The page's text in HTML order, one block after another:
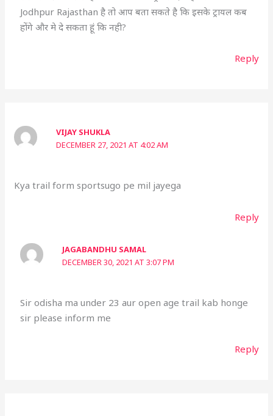
Jodhpur Rajasthan है तो आप बता सकते है कि इसके ट्रायल कब
होंगे और मे दे सकता हूं कि नही?
Reply
VIJAY SHUKLA
DECEMBER 27, 2021 AT 4:02 AM
Kya trail form sportsugo pe mil jayega
Reply
JAGABANDHU SAMAL
DECEMBER 30, 2021 AT 3:07 PM
Sir odisha ma under 23 aur open age trail kab honge
sir please inform me
Reply